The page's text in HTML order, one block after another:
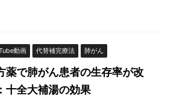
動画 代替補完療法 肺がん
薬で肺がん患者の生存率が改
十全大補湯の効果